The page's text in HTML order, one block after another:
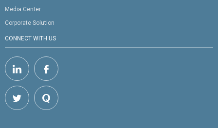
Media Center
Corporate Solution
CONNECT WITH US